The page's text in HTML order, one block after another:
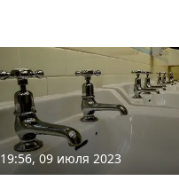
19:56, 09 июля 2023